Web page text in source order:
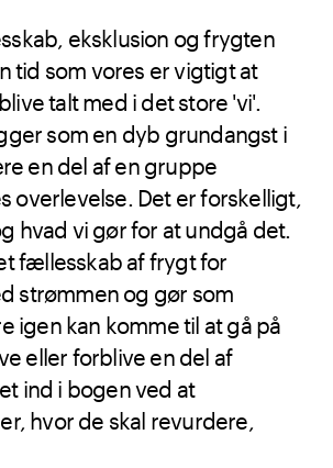
eksklusion og frygten
tid som vores er vigtigt at
talt med i det store 'vi'.
som en dyb grundangst i
en del af en gruppe
Det er forskelligt,
hvad vi gør for at undgå det.
fællesskab af frygt for
strømmen og gør som
igen kan komme til at gå på
eller forblive en del af
ind i bogen ved at
hvor de skal revurdere,